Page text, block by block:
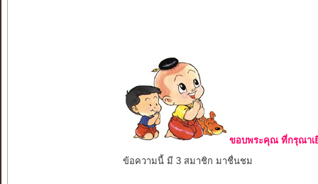
ขอบพระคุณ ที่กรุณาเ
ข้อความนี้ มี 3 สมาชิก มาชื่นชม